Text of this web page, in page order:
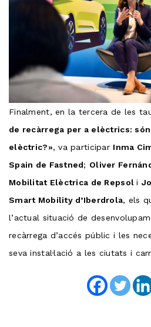
Finalment, en la tercera de les
de recàrrega per a elèctrics:
elèctric?», va participar Inma
Spain de Fastned; Oliver
Mobilitat Elèctrica de Repsoli
Smart Mobility d’Iberdrola, els
l’actual situació de
recàrrega d’accés públic i les
seva instal·lació a les ciutats i